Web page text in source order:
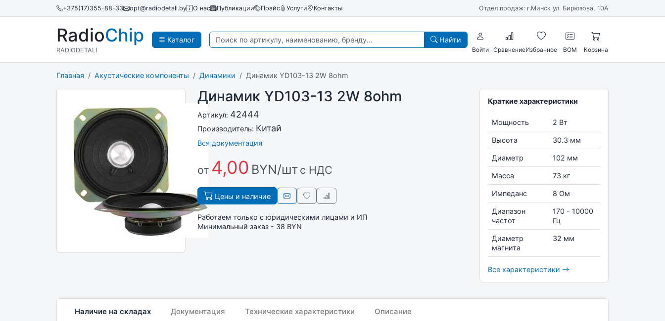
+375(17)355-88-33 opt@radiodetali.by О нас Публикации Прайс Услуги Контакты Отдел продаж: г.Минск ул. Бирюзова, 10А
Каталог
RadioChip
RADIODETALI
Найти
Войти СравнениеИзбранное BOM Корзина
Главная Акустические компоненты Динамики Динамик YD103-13 2W 8ohm
Динамик YD103-13 2W 8ohm
Артикул: 42444
Производитель: Китай
Вся документация
от 4,00 BYN/штс НДС
Цены и наличие
Работаем только с юридическими лицами и ИП
Минимальный заказ - 38 BYN
Краткие характеристики
Мощность 2 Вт
Высота 30.3 мм
Диаметр 102 мм
Масса 73 кг
Импеданс 8 Ом
Диапазон
частот
170 - 10000
Гц
Диаметр
магнита
32 мм
Все характеристики
Наличие на складах Документация Технические характеристики Описание